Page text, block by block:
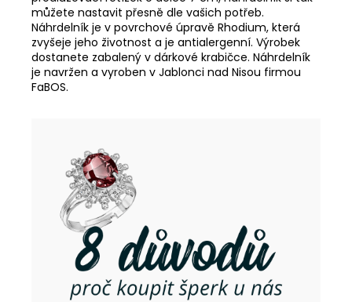
můžete nastavit přesně dle vašich potřeb.
Náhrdelník je v povrchové úpravě Rhodium, která
zvyšeje jeho životnost a je antialergenní. Výrobek
dostanete zabalený v dárkové krabičce. Náhrdelník
je navržen a vyroben v Jablonci nad Nisou firmou
FaBOS.